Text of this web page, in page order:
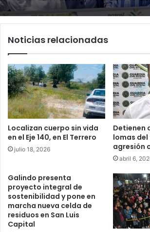
Noticias relacionadas
Localizan cuerpo sin vida
en el Eje 140, en El Terrero
julio 18, 2026
Detienen
lomas
agresión
abril 6,
Galindo presenta
proyecto integral de
sostenibilidad y pone en
marcha nueva celda de
residuos en San Luis
Capital